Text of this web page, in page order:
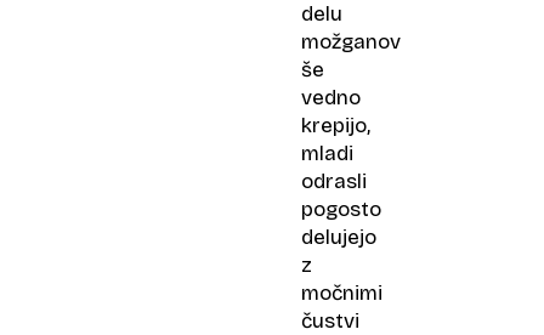
delu
možganov
še
vedno
krepijo,
mladi
odrasli
pogosto
delujejo
z
močnimi
čustvi